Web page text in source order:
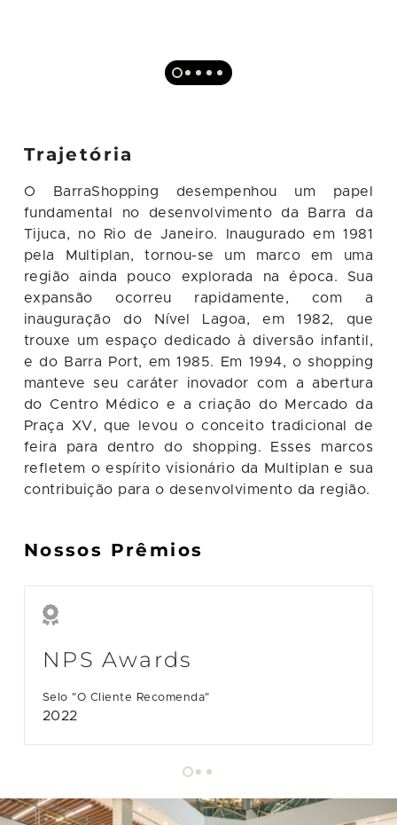
Trajetória
O BarraShopping desempenhou um papel
fundamental no desenvolvimento da Barra da
Tijuca, no Rio de Janeiro. Inaugurado em 1981
pela Multiplan, tornou-se um marco em uma
região ainda pouco explorada na época. Sua
expansão ocorreu rapidamente, com a
inauguração do Nível Lagoa, em 1982, que
trouxe um espaço dedicado à diversão infantil,
e do Barra Port, em 1985. Em 1994, o shopping
manteve seu caráter inovador com a abertura
do Centro Médico e a criação do Mercado da
Praça XV, que levou o conceito tradicional de
feira para dentro do shopping. Esses marcos
refletem o espírito visionário da Multiplan e sua
contribuição para o desenvolvimento da região.
Nossos Prêmios
NPS Awards
Selo "O Cliente Recomenda"
2022